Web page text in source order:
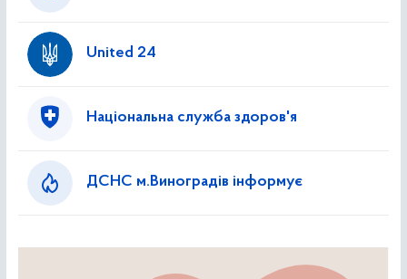
United 24
Національна служба здоров'я
ДСНС м.Виноградів інформує